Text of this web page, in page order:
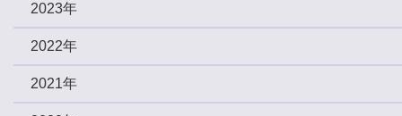
2023年
2022年
2021年